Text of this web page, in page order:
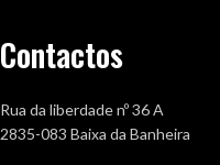
Contactos
Rua da liberdade nº 36 A
2835-083 Baixa da Banheira